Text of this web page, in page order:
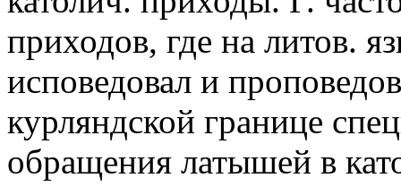
приходов, где на литов.
исповедовал и
курляндской границе
обращения латышей в